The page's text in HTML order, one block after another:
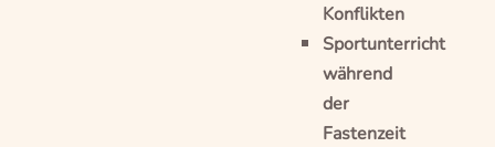
Konflikten
Sportunterricht
während
der
Fastenzeit